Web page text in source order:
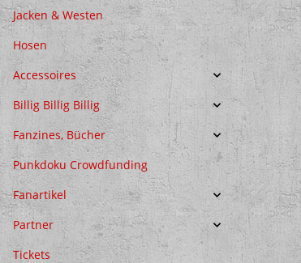
Jacken & Westen
Hosen
Accessoires
Billig Billig Billig
Fanzines, Bücher
Punkdoku Crowdfunding
Fanartikel
Partner
Tickets